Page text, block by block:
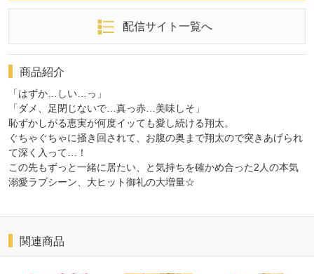
配信サイト一覧へ
商品紹介
「はずか…しい…っ」
「ダメ、足閉じないで…真っ赤…美味しそ」
恥ずかしがる恵実が何度イッても愛し続ける翔太。
ぐちゃぐちゃに掻き回されて、お腹の奥まで翔太ので突きあげられ
て深く入って…！
この先もずっと一緒に居たい、と気持ちを確かめ合った2人の本気
溺愛ラブシーン、大ヒット御礼の大増量☆
関連商品